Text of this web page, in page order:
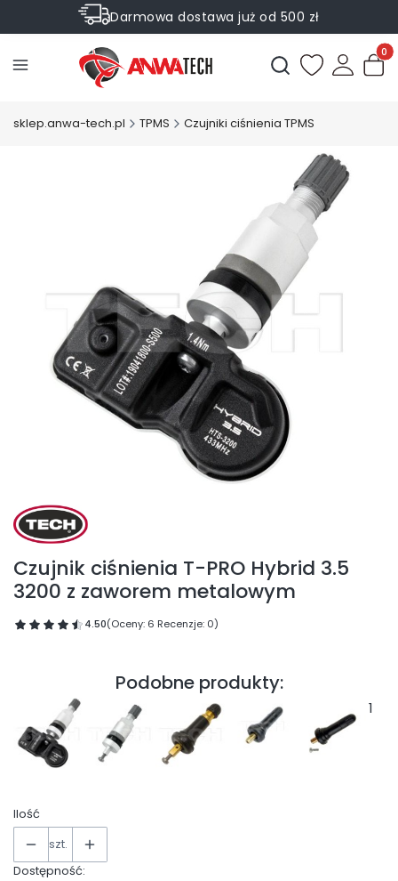
Darmowa dostawa już od 500 zł
Sprawdź Rabaty na wybrane produkty
Otwórz
sklep.anwa-tech.pl TPMS Czujniki ciśnienia TPMS
Czujnik ciśnienia T-PRO Hybrid 3.5
3200 z zaworem metalowym
4.50(Oceny: 6 Recenzje: 0)
Podobne produkty:
1
Ilość
szt.
Dostępność: